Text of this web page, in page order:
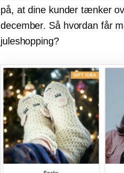
på, at dine kunder tænker
december. Så hvordan får
juleshopping?